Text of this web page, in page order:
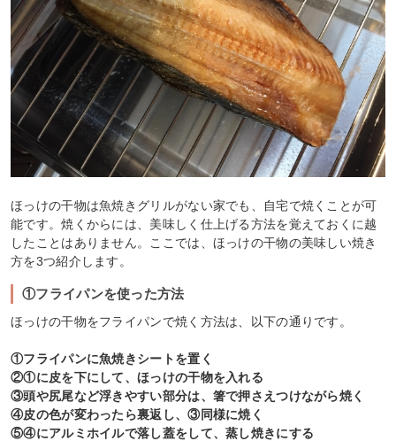
ほっけの干物は魚焼きグリルがない家でも、自宅で焼くことが可
能です。焼くからには、美味しく仕上げる方法を覚えておくに越
したことはありません。ここでは、ほっけの干物の美味しい焼き
方を3つ紹介します。
①フライパンを使った方法
ほっけの干物をフライパンで焼く方法は、以下の通りです。
①フライパンに魚焼きシートを置く
②①に皮を下にして、ほっけの干物を入れる
③頭や尻尾など浮きやすい部分は、箸で押さえつけながら焼く
④皮の色が変わったら裏返し、③同様に焼く
⑤④にアルミホイルで落し蓋をして、蒸し焼きにする